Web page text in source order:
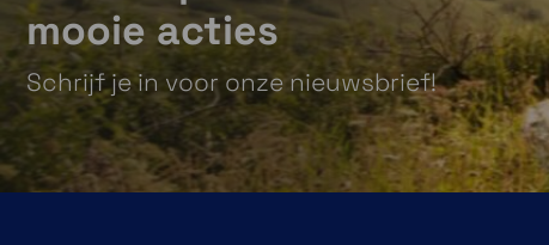
mooie acties
Schrijf je in voor onze nieuwsbrief!